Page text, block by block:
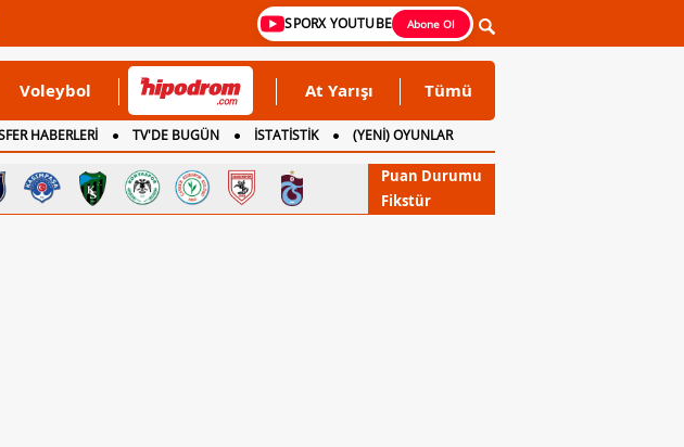
SPORX YOUTUBE Abone Ol
Voleybol At Yarışı Tümü
HABERLERİ TV'DE BUGÜN İSTATİSTİK
(YENİ) OYUNLAR
Puan Durumu
Fikstür